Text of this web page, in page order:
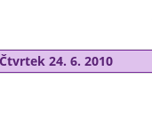
Čtvrtek 24. 6. 2010